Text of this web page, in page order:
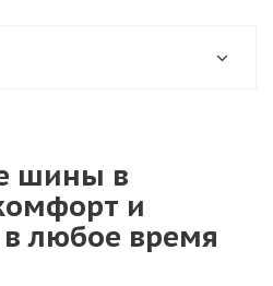
шины в
и
в любое время